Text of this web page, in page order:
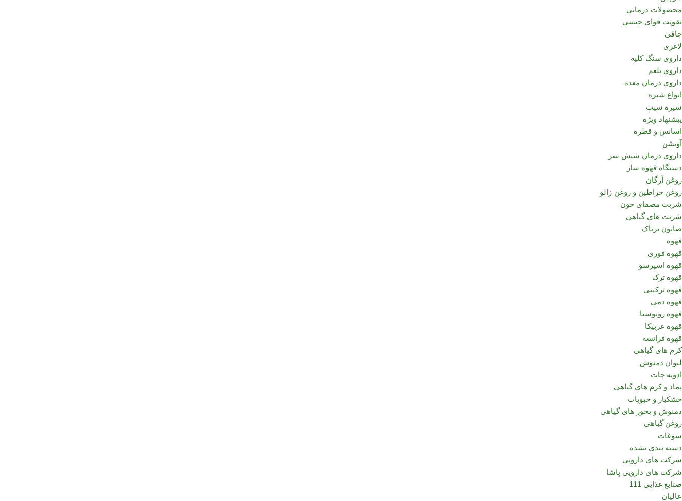
محصولات درمانی
تقویت قوای جنسی
چاقی
لاغری
داروی سنگ کلیه
داروی بلغم
داروی درمان معده
انواع شیره
شیره سیب
پیشنهاد ویژه
اسانس و قطره
آویشن
داروی درمان شپش سر
دستگاه قهوه ساز
روغن آرگان
روغن خراطین و روغن زالو
شربت مصفای خون
شربت های گیاهی
صابون تریاک
قهوه
قهوه فوری
قهوه اسپرسو
قهوه ترک
قهوه ترکیبی
قهوه دمی
قهوه روبوستا
قهوه عربیکا
قهوه فرانسه
کرم های گیاهی
لیوان دمنوش
ادویه جات
پماد و کرم های گیاهی
خشکبار و حبوبات
دمنوش و بخور های گیاهی
روغن گیاهی
سوغات
دسته بندی نشده
شرکت های دارویی
شرکت های دارویی پاشا
صنایع غذایی 111
عالیان